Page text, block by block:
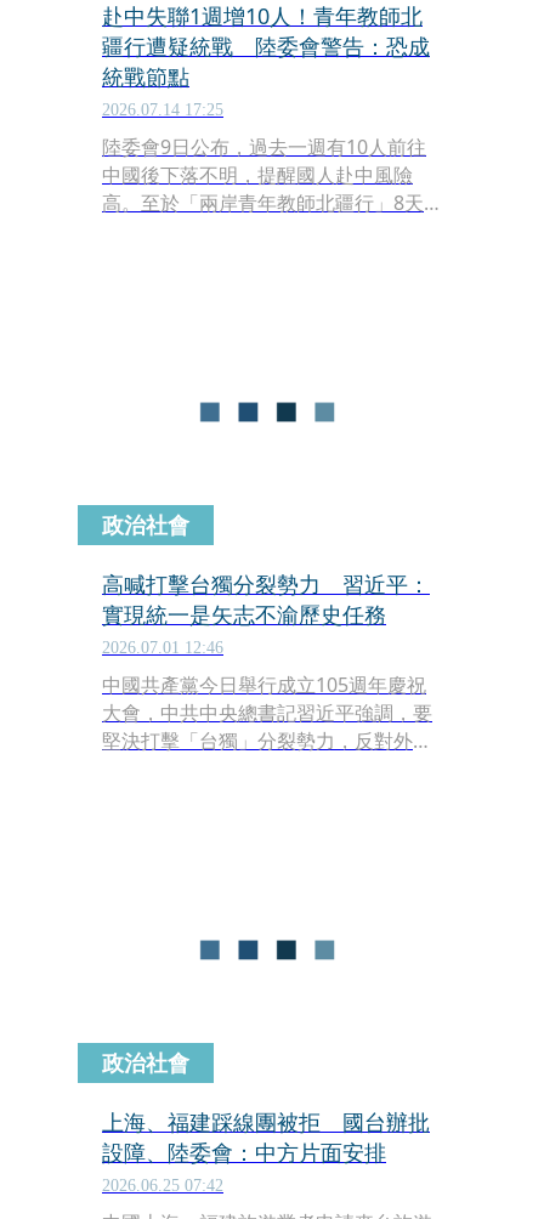
赴中失聯1週增10人！青年教師北
疆行遭疑統戰 陸委會警告：恐成
統戰節點
2026.07.14 17:25
陸委會9日公布，過去一週有10人前往
中國後下落不明，提醒國人赴中風險
高。至於「兩岸青年教師北疆行」8天7
政治社會
高喊打擊台獨分裂勢力 習近平：
實現統一是矢志不渝歷史任務
2026.07.01 12:46
中國共產黨今日舉行成立105週年慶祝
大會，中共中央總書記習近平強調，要
堅決打擊「台獨」分裂勢力，反對外部
政治社會
上海、福建踩線團被拒 國台辦批
設障、陸委會：中方片面安排
2026.06.25 07:42